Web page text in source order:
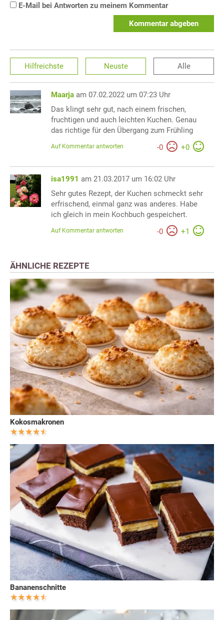
E-Mail bei Antworten zu meinem Kommentar
Kommentar abgeben
Hilfreichste Neuste Alle
Maarja am 07.02.2022 um 07:23 Uhr
Das klingt sehr gut, nach einem frischen,
fruchtigen und auch leichten Kuchen. Genau
das richtige für den Übergang zum Frühling
-0 +0
Auf Kommentar antworten
isa1991 am 21.03.2017 um 16:02 Uhr
Sehr gutes Rezept, der Kuchen schmeckt sehr
erfrischend, einmal ganz was anderes. Habe
ich gleich in mein Kochbuch gespeichert.
-0 +1
Auf Kommentar antworten
ÄHNLICHE REZEPTE
Kokosmakronen
Bananenschnitte